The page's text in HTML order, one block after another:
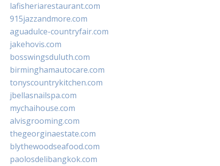
lafisheriarestaurant.com
915jazzandmore.com
aguadulce-countryfair.com
jakehovis.com
bosswingsduluth.com
birminghamautocare.com
tonyscountrykitchen.com
jbellasnailspa.com
mychaihouse.com
alvisgrooming.com
thegeorginaestate.com
blythewoodseafood.com
paolosdelibangkok.com